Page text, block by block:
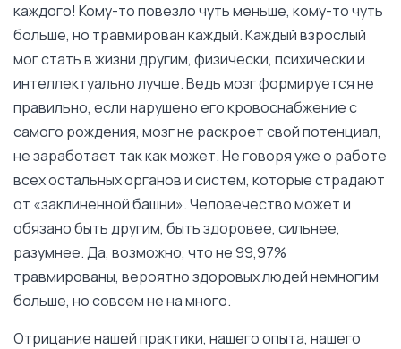
каждого! Кому-то повезло чуть меньше, кому-то чуть
больше, но травмирован каждый. Каждый взрослый
мог стать в жизни другим, физически, психически и
интеллектуально лучше. Ведь мозг формируется не
правильно, если нарушено его кровоснабжение с
самого рождения, мозг не раскроет свой потенциал,
не заработает так как может. Не говоря уже о работе
всех остальных органов и систем, которые страдают
от «заклиненной башни». Человечество может и
обязано быть другим, быть здоровее, сильнее,
разумнее. Да, возможно, что не 99,97%
травмированы, вероятно здоровых людей немногим
больше, но совсем не на много.
Отрицание нашей практики, нашего опыта, нашего